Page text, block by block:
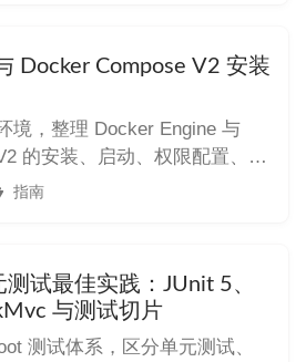
与生产实践理解 Feign 客户端
Docker Compose V2 安装
境，整理 Docker Engine 与
的安装、启动、权限配置、常
骤。
指南
试最佳实践：JUnit 5、
与测试切片
测试体系，区分单元测试、